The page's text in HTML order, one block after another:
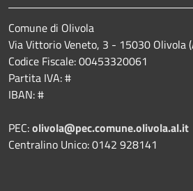
Comune di Olivola
Via Vittorio Veneto, 3 - 15030 Olivola
Codice Fiscale: 00453320061
Partita IVA: #
IBAN: #
PEC:olivola@pec.comune.olivola.al.it
Centralino Unico: 0142 928141